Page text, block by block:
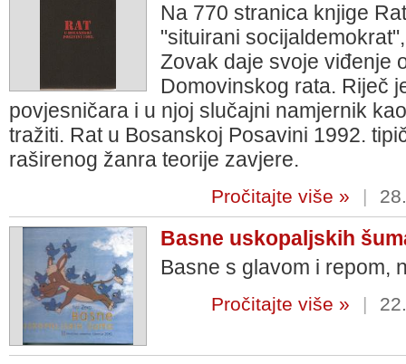
Na 770 stranica knjige
"situirani
Zovak daje svoje viđenje
Domovinskog rata. Riječ
povjesničara i u njoj slučajni namjernik
tražiti. Rat u Bosanskoj Posavini 1992.
raširenog žanra teorije zavjere.
Pročitajte više » |
Basne uskopaljskih
Basne s glavom i repom,
Pročitajte više » |